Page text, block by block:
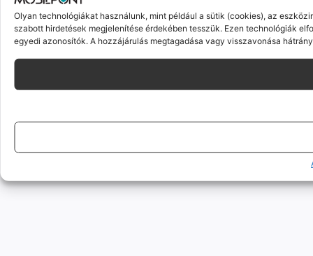
Olyan technológiákat használunk, mint például a sütik (cookies), az
szabott hirdetések megjelenítése érdekében tesszük. Ezen technológiák
egyedi azonosítók. A hozzájárulás megtagadása vagy visszavonása